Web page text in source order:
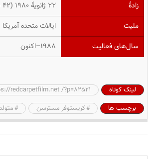
زادهٔ
۲۲ ژانویهٔ ۱۹۸۰ ‏(۴۲ سال)
ملیت
ایالات متحده آمریکا
سال‌های فعالیت
۱۹۸۸–اکنون
لینک کوتاه
redcarpetfilm.net /?p=82521
برچسب ها
کریستوفر مسترسن متولدین 22